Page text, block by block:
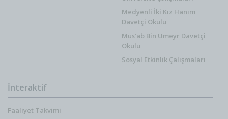
Medyenli İki Kız Hanım
Davetçi Okulu
Mus’ab Bin Umeyr Davetçi
Okulu
Sosyal Etkinlik Çalışmaları
İnteraktif
Faaliyet Takvimi